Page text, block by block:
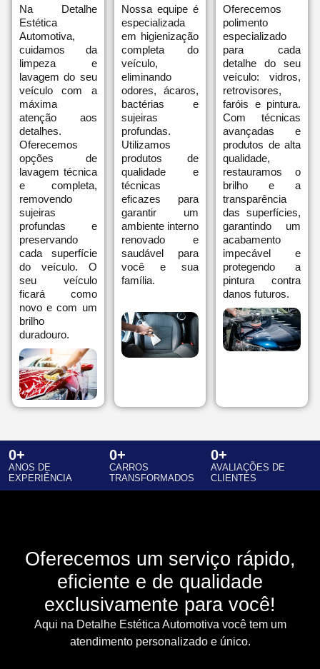
Na Detalhe
Estética
Automotiva,
cuidamos da
limpeza e
lavagem do seu
veículo com a
máxima
atenção aos
detalhes.
Oferecemos
opções de
lavagem técnica
e completa,
removendo
sujeiras
profundas e
preservando
cada superfície
do veículo. O
seu veículo
ficará como
novo e com um
brilho
duradouro.
Nossa equipe é
especializada
em higienização
completa do
veículo,
eliminando
odores, ácaros,
bactérias e
sujeiras
profundas.
Utilizamos
produtos de
qualidade e
técnicas
eficazes para
garantir um
ambiente interno
renovado e
saudável para
você e sua
família.
Oferecemos
polimento
especializado
para cada
detalhe do seu
veículo: vidros,
retrovisores,
faróis e pintura.
Com técnicas
avançadas e
produtos de alta
qualidade,
restauramos o
brilho e a
transparência
das superfícies,
garantindo um
acabamento
impecável e
protegendo a
pintura contra
danos futuros.
ANOS DE
EXPERIÊNCIA
0+
CARROS
TRANSFORMADOS
0+
AVALIAÇÕES DE
CLIENTES
0+
Oferecemos um serviço rápido,
eficiente e de qualidade
exclusivamente para você!
Aqui na Detalhe Estética Automotiva você tem um
atendimento personalizado e único.